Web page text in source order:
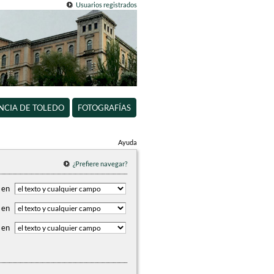
Usuarios registrados
DE TOLEDO FOTOGRAFÍAS
Ayuda
¿Prefiere navegar?
en
en
en